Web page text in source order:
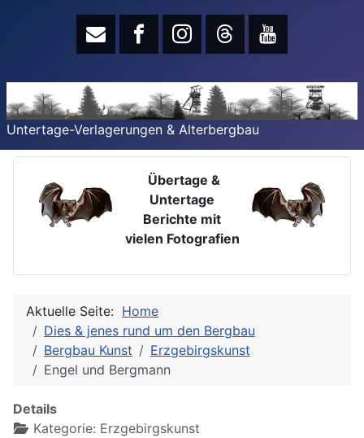
Untertage-Verlagerungen & Alterbergbau
Übertage &
Untertage
Berichte mit
vielen Fotografien
Aktuelle Seite: Home
Dies & jenes rund um den Bergbau
Bergbau Kunst
Erzgebirgskunst
Engel und Bergmann
Details
Kategorie: Erzgebirgskunst